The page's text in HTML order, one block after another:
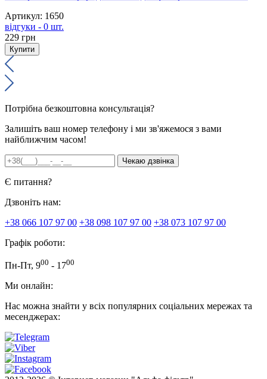
Артикул: 1650
відгуки - 0 шт.
229 грн
Купити
Потрібна безкоштовна консультація?
Залишіть ваш номер телефону і ми зв'яжемося з вами
найближчим часом!
Є питання?
Дзвоніть нам:
+38 066 107 97 00 +38 098 107 97 00 +38 073 107 97 00
Графік роботи:
Пн-Пт, 900 - 1700
Ми онлайн:
Нас можна знайти у всіх популярних соціальних мережах та
месенджерах: